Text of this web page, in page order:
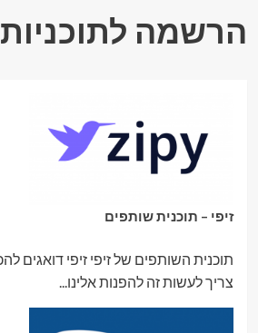
הרשמה
זיפי – תוכנית שותפים
תוכנית השותפים של זיפי זיפי דואגים
צריך לעשות זה להפנות אלינו...